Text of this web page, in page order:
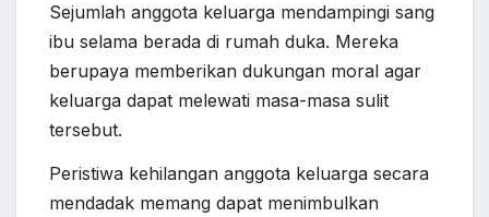
Sejumlah anggota keluarga mendampingi sang
ibu selama berada di rumah duka. Mereka
berupaya memberikan dukungan moral agar
keluarga dapat melewati masa-masa sulit
tersebut.
Peristiwa kehilangan anggota keluarga secara
mendadak memang dapat menimbulkan